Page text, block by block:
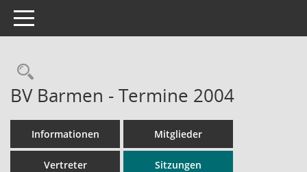
Toggle navigation
Rechercheauswahl
BV Barmen - Termine 2004
Informationen Mitglieder
Vertreter Sitzungen